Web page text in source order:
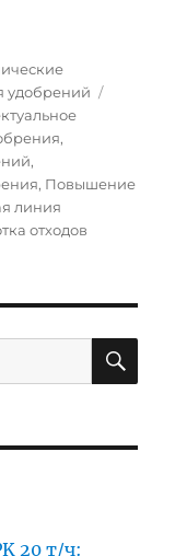
удобрений
,
,
, Повышение
линия
отходов
20 т/ч: